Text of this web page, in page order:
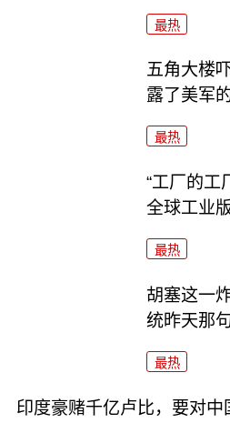
最热
五角大楼
露了美军
最热
“工厂的工
全球工业
最热
胡塞这一
统昨天那
最热
印度豪赌千亿卢比，要对中